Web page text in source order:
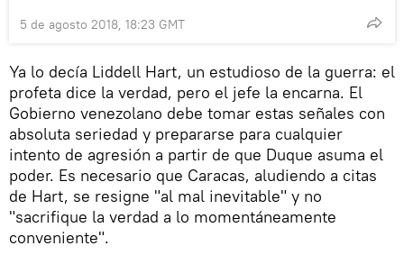
5 de agosto 2018, 18:23 GMT
Ya lo decía Liddell Hart, un estudioso de la guerra: el
profeta dice la verdad, pero el jefe la encarna. El
Gobierno venezolano debe tomar estas señales con
absoluta seriedad y prepararse para cualquier
intento de agresión a partir de que Duque asuma el
poder. Es necesario que Caracas, aludiendo a citas
de Hart, se resigne "al mal inevitable" y no
"sacrifique la verdad a lo momentáneamente
conveniente".